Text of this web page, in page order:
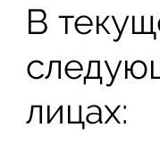
В
лицах: